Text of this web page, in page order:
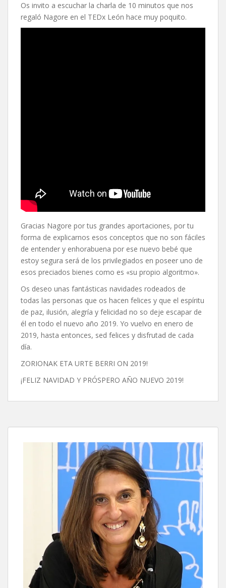
Os invito a escuchar la charla de 10 minutos que nos
regaló Nagore en el TEDx León hace muy poquito.
Gracias Nagore por tus grandes aportaciones, por tu
forma de explicarnos esos conceptos que no son fáciles
de entender y enhorabuena por ese nuevo bebé que
estoy segura será de los privilegiados en poseer uno de
esos preciados bienes como es «su propio algoritmo».
Os deseo unas fantásticas navidades rodeados de
todas las personas que os hacen felices y que el espíritu
de paz, ilusión, alegría y felicidad no so deje escapar de
él en todo el nuevo año 2019. Yo vuelvo en enero de
2019, hasta entonces, sed felices y disfrutad de cada
día.
ZORIONAK ETA URTE BERRI ON 2019!
¡FELIZ NAVIDAD Y PRÓSPERO AÑO NUEVO 2019!